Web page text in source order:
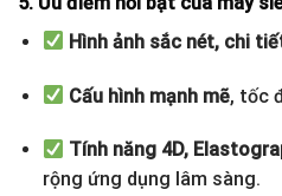
Hình ảnh sắc nét, chi
Cấu hình mạnh mẽ, tốc
Tính năng 4D,
rộng ứng dụng lâm sàng.